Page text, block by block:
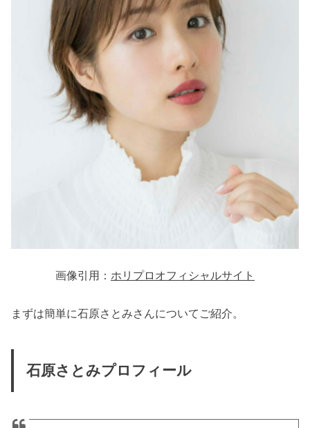
画像引用： ホリプロオフィシャルサイト
まずは簡単に石原さとみさんについてご紹介。
石原さとみプロフィール